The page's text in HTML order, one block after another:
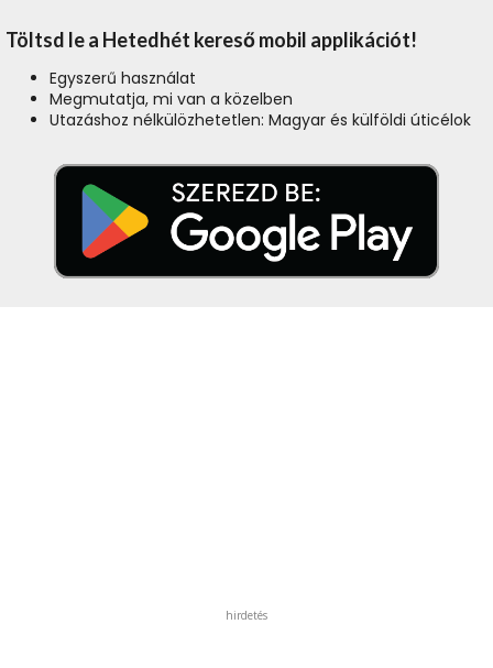
Töltsd le a Hetedhét kereső mobil applikációt!
Egyszerű használat
Megmutatja, mi van a közelben
Utazáshoz nélkülözhetetlen: Magyar és külföldi úticélok
hirdetés